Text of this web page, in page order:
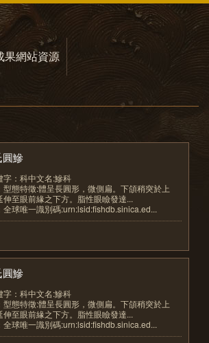
果網站資源
圓鰺
字：科中文名:鰺科
型態特徵:體呈長圓形，微側扁。下頜稍突於上
伸至眼前緣之下方。脂性眼瞼發達...
全球唯一識別碼:urn:lsid:fishdb.sinica.ed...
圓鰺
字：科中文名:鰺科
型態特徵:體呈長圓形，微側扁。下頜稍突於上
伸至眼前緣之下方。脂性眼瞼發達...
全球唯一識別碼:urn:lsid:fishdb.sinica.ed...